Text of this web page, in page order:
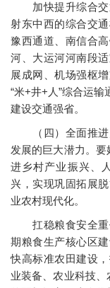
加快提升综合交
射东中西的综合交
豫西通道、南信合
河、大运河河南段
展成网、机场强枢
“米+井+人”综合运输
建设交通强省。
（四）全面推进
发展的巨大潜力。要
进乡村产业振兴、
兴，实现巩固拓展
业农村现代化。
扛稳粮食安全重
期粮食生产核心区
快高标准农田建设
业装备、农业科技、